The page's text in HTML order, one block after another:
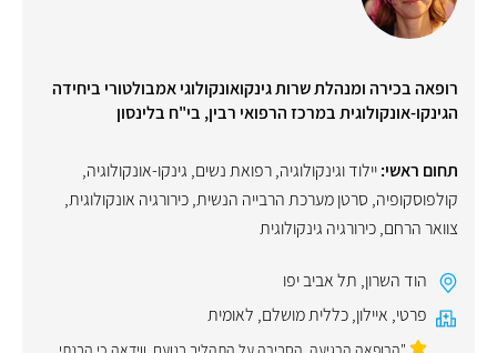
רופאה בכירה ומנהלת שרות גינקואונקולוגי אמבולטורי ביחידה
הגינקו-אונקולוגית במרכז הרפואי רבין, בי"ח בלינסון
תחום ראשי:יילוד וגינקולוגיה, רפואת נשים, גינקו-אונקולוגיה,
קולפוסקופיה, סרטן מערכת הרבייה הנשית,כירורגיה אונקולוגית,
צוואר הרחם,כירורגיה גינקולוגית
הוד השרון, תל אביב יפו
פרטי, איילון,כללית מושלם, לאומית